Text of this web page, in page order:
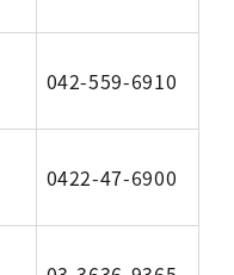
042-559-6910
0422-47-6900